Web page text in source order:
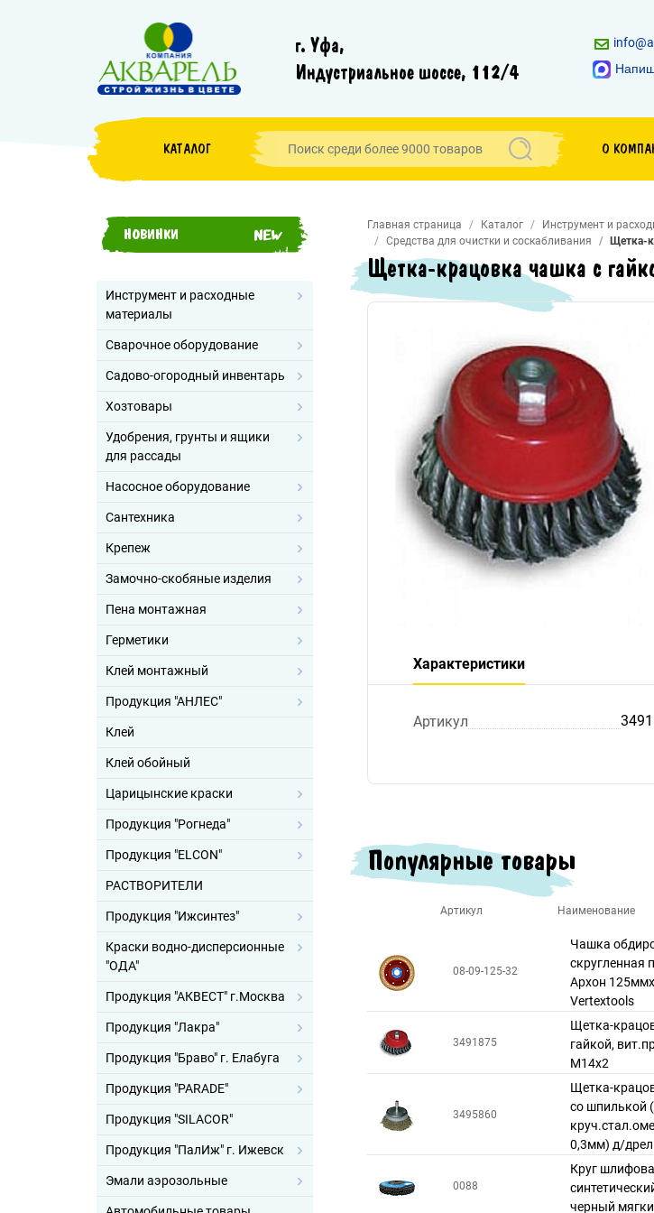
г. Уфа,
Индустриальное шоссе, 112/4
КАТАЛОГ О
НОВИНКИ
Инструмент и расходные
материалы
Сварочное оборудование
Садово-огородный инвентарь
Хозтовары
Удобрения, грунты и ящики
для рассады
Насосное оборудование
Сантехника
Крепеж
Замочно-скобяные изделия
Пена монтажная
Герметики
Клей монтажный
Продукция "АНЛЕС"
Клей
Клей обойный
Царицынские краски
Продукция "Рогнеда"
Продукция "ELCON"
РАСТВОРИТЕЛИ
Продукция "Ижсинтез"
Краски водно-дисперсионные
"ОДА"
Продукция "АКВЕСТ" г.Москва
Продукция "Лакра"
Продукция "Браво" г. Елабуга
Продукция "PARADE"
Продукция "SILACOR"
Продукция "ПалИж" г. Ижевск
Эмали аэрозольные
Главная страница Каталог Инструмент и
Средства для очистки и соскабливания
Щетка-
Щетка-крацовка чашка с
Характеристики
Артикул
Популярные товары
Артикул Наименование
08-09-125-32
Чашка
скругленная
Архон
Vertextools
3491875
Щетка-
гайкой,
М14х2
3495860
Щетка-
со шпилькой
0,3мм) д/
0088
Круг
черный